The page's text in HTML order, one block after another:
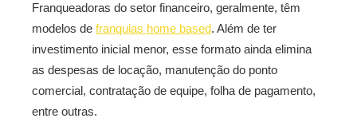
Franqueadoras do setor financeiro, geralmente, têm
modelos de franquias home based. Além de ter
investimento inicial menor, esse formato ainda elimina
as despesas de locação, manutenção do ponto
comercial, contratação de equipe, folha de pagamento,
entre outras.